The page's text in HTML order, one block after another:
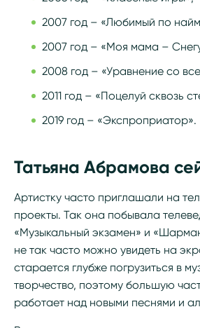
2007 год – «Любимый по
2007 год – «Моя мама –
2008 год – «Уравнение со
2011 год – «Поцелуй сквозь
2019 год – «Экспроприатор».
Татьяна Абрамова
Артистку часто приглашали на
проекты. Так она побывала
«Музыкальный экзамен» и
не так часто можно увидеть на
старается глубже погрузиться в
творчество, поэтому большую
работает над новыми песнями и